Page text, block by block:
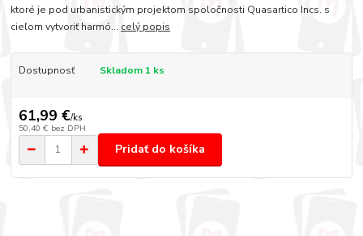
ktoré je pod urbanistickým projektom spoločnosti Quasartico Incs. s
cieľom vytvoriť harmó... celý popis
Dostupnosť Skladom 1 ks
61,99 €/ks
50,40 € bez DPH
Pridať do košíka